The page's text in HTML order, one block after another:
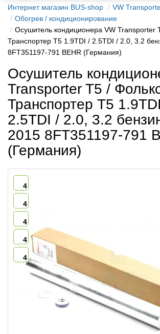
Интернет магазин BUS-shop
VW
Обогрев / кондиционирование
Осушитель кондиционера VW Transporter
Транспортер Т5 1.9TDI / 2.5TDI / 2.0, 3.2
8FT351197-791 BEHR (Германия)
Осушитель
Transporter T5 /
Транспортер Т5
2.5TDI / 2.0, 3.2
2015 8FT351197-791
(Германия)
4
4
4
4
4